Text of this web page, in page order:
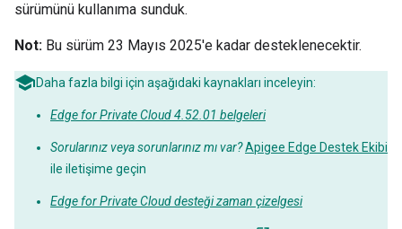
sürümünü kullanıma sunduk.
Not: Bu sürüm 23 Mayıs 2025'e kadar desteklenecektir.
Daha fazla bilgi için aşağıdaki kaynakları inceleyin:
Edge for Private Cloud 4.52.01 belgeleri
Sorularınız veya sorunlarınız mı var?Apigee Edge Destek Ekibi
ile iletişime geçin
Edge for Private Cloud desteği zaman çizelgesi